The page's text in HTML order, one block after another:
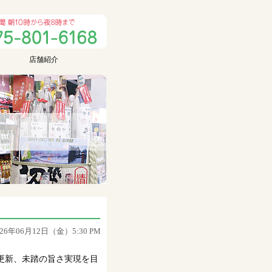
店舗紹介
年06月12日（金）5:30 PM
、未踏の旨さ実現を目